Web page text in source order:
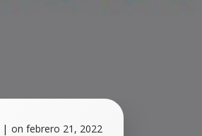
| on febrero 21, 2022